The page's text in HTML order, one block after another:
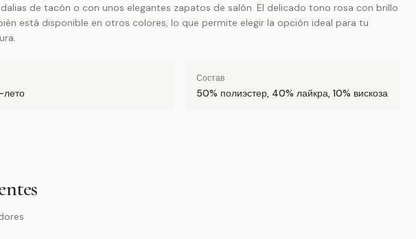
de tacón o con unos elegantes zapatos de salón. El delicado tono rosa con brillo
está disponible en otros colores, lo que permite elegir la opción ideal para tu
лето
Состав
50% полиэстер, 40% лайкра, 10% вискоза